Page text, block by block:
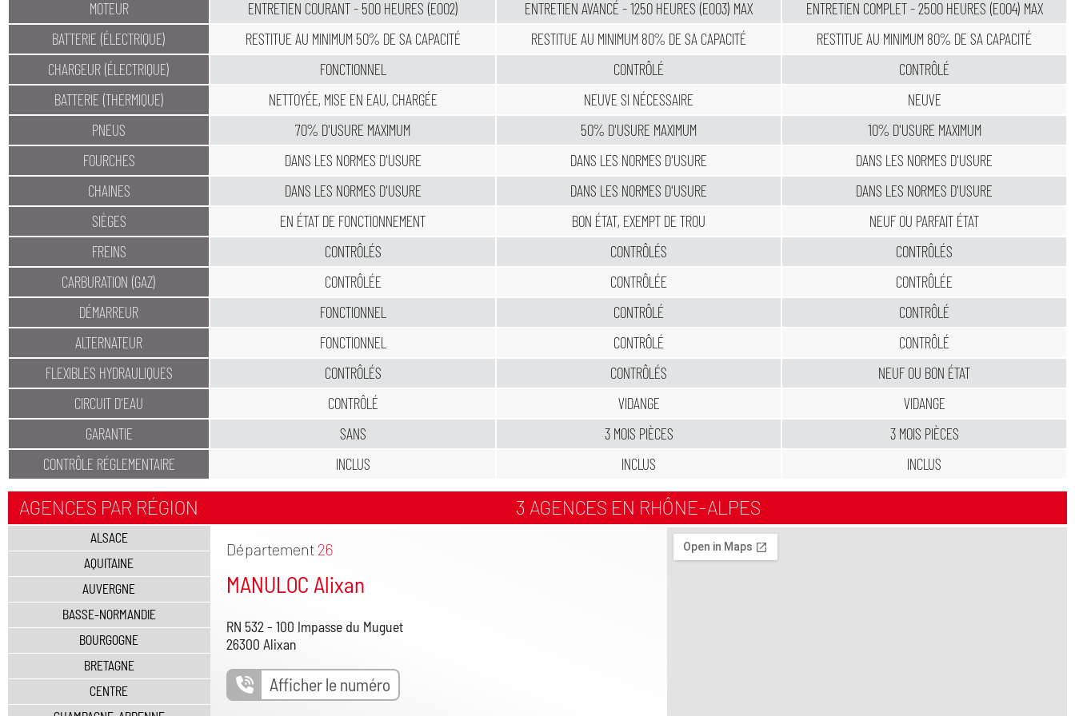
MOTEUR
ENTRETIEN COURANT - 500 HEURES (E002) ENTRETIEN AVANCÉ - 1250 HEURES (E003) MAX
ENTRETIEN COMPLET - 2500 HEURES (E004) MAX
BATTERIE (ÉLECTRIQUE)
RESTITUE AU MINIMUM 50% DE SA CAPACITÉ RESTITUE AU MINIMUM 80% DE SA CAPACITÉ
RESTITUE AU MINIMUM 80% DE SA CAPACITÉ
CHARGEUR (ÉLECTRIQUE)
FONCTIONNEL CONTRÔLÉ
CONTRÔLÉ
BATTERIE (THERMIQUE)
NETTOYÉE, MISE EN EAU, CHARGÉE NEUVE SI NÉCESSAIRE
NEUVE
PNEUS
70% D'USURE MAXIMUM 50% D'USURE MAXIMUM
10% D'USURE MAXIMUM
FOURCHES
DANS LES NORMES D'USURE DANS LES NORMES D'USURE
DANS LES NORMES D'USURE
CHAINES
DANS LES NORMES D'USURE DANS LES NORMES D'USURE
DANS LES NORMES D'USURE
SIÈGES
EN ÉTAT DE FONCTIONNEMENT BON ÉTAT, EXEMPT DE TROU
NEUF OU PARFAIT ÉTAT
FREINS
CONTRÔLÉS CONTRÔLÉS
CONTRÔLÉS
CARBURATION (GAZ)
CONTRÔLÉE CONTRÔLÉE
CONTRÔLÉE
DÉMARREUR
FONCTIONNEL CONTRÔLÉ
CONTRÔLÉ
ALTERNATEUR
FONCTIONNEL CONTRÔLÉ
CONTRÔLÉ
FLEXIBLES HYDRAULIQUES
CONTRÔLÉS CONTRÔLÉS
NEUF OU BON ÉTAT
CIRCUIT D'EAU
CONTRÔLÉ VIDANGE
VIDANGE
GARANTIE
SANS 3 MOIS PIÈCES
3 MOIS PIÈCES
CONTRÔLE RÉGLEMENTAIRE
INCLUS INCLUS INCLUS
AGENCES PAR RÉGION
ALSACE
AQUITAINE
AUVERGNE
BASSE-NORMANDIE
BOURGOGNE
BRETAGNE
CENTRE
3 AGENCES EN RHÔNE-ALPES
Département 26
MANULOC Alixan
RN 532 - 100 Impasse du Muguet
26300 Alixan
Afficher le numéro